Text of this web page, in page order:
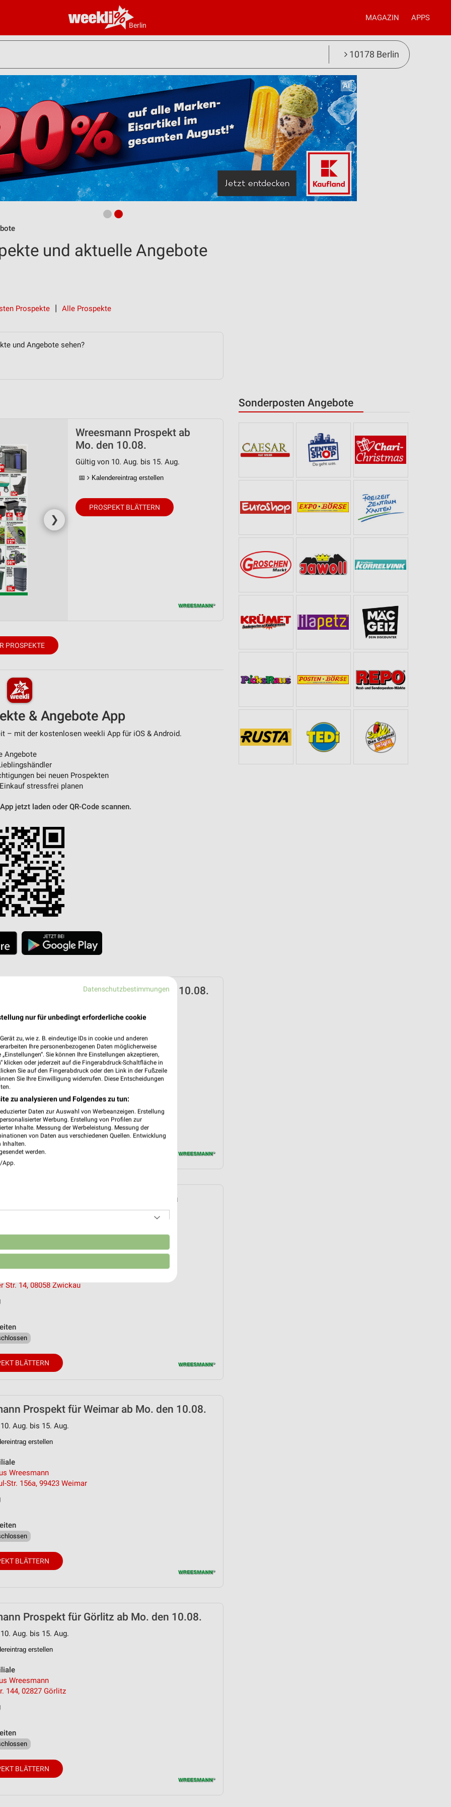
Berlin
MAGAZIN APPS
10178 Berlin
Sonderposten Angebote
und aktuelle Angebote
Prospekte Alle Prospekte
und Angebote sehen?
❯
Wreesmann Prospekt ab
Mo. den 10.08.
Gültig von 10. Aug. bis 15. Aug.
📅 Kalendereintrag erstellen
PROSPEKT BLÄTTERN
PROSPEKTE
& Angebote App
– mit der kostenlosen weekli App für iOS & Android.
Angebote
bei neuen Prospekten
stressfrei planen
jetzt laden oder QR-Code scannen.
Prospekt für Cottbus ab Mo. den 10.08.
erstellen
Wreesmann
6, 03050 Cottbus
BLÄTTERN
Prospekt für Zwickau ab Mo. den
Str. 14, 08058 Zwickau
BLÄTTERN
Prospekt für Weimar ab Mo. den 10.08.
Aug. bis 15. Aug.
erstellen
Wreesmann
Str. 156a, 99423 Weimar
BLÄTTERN
Prospekt für Görlitz ab Mo. den 10.08.
Aug. bis 15. Aug.
erstellen
Wreesmann
144, 02827 Görlitz
BLÄTTERN
Datenschutzbestimmungen
nur für unbedingt erforderliche cookie
zu, wie z. B. eindeutige IDs in cookie und anderen
Ihre personenbezogenen Daten möglicherweise
Sie können Ihre Einstellungen akzeptieren,
klicken oder jederzeit auf die Fingerabdruck-Schaltfläche in
Sie auf den Fingerabdruck oder den Link in der Fußzeile
Sie Ihre Einwilligung widerrufen. Diese Entscheidungen
zu analysieren und Folgendes zu tun:
Daten zur Auswahl von Werbeanzeigen. Erstellung
Werbung. Erstellung von Profilen zur
Inhalte. Messung der Werbeleistung. Messung der
von Daten aus verschiedenen Quellen. Entwicklung
Inhalten.
werden.
App.